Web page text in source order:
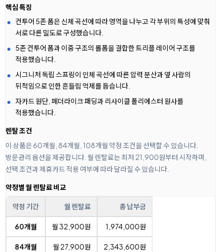
핵심 특징
컨투어 5존 폼은 신체 곡선에 따라 영역을 나누고 각 부위의 특성에 맞춰
서로 다른 밀도로 구성했습니다.
5존 컨투어 폼과 이중 구조의 롤폼을 결합한 트리플 레이어 구조를
적용했습니다.
시그니처 독립 스프링이 인체 곡선에 따른 압력 분산과 옆 사람의
뒤척임으로 인한 흔들림 억제를 돕습니다.
자카드 원단, 페더라이크 패딩과 리사이클 폴리에스터 원사를
적용했습니다.
렌탈 조건
이 상품은 60개월, 84개월, 108개월 약정 조건을 선택할 수 있습니다.
방문관리 옵션을 제공합니다. 월 렌탈료는 최저 21,900원부터 시작하며,
선택 조건과 제휴카드 적용 여부에 따라 달라질 수 있습니다.
약정별 월 렌탈료 비교
약정 기간 월 렌탈료 총 납부금
60개월 월 32,900원 1,974,000원
84개월 월 27,900원 2,343,600원